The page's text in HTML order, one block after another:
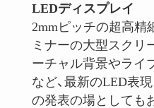
LEDディスプレイ
2mmピッチの超高精
ミナーの大型スクリ
ーチャル背景やライ
など、最新のLED表
の発表の場としても